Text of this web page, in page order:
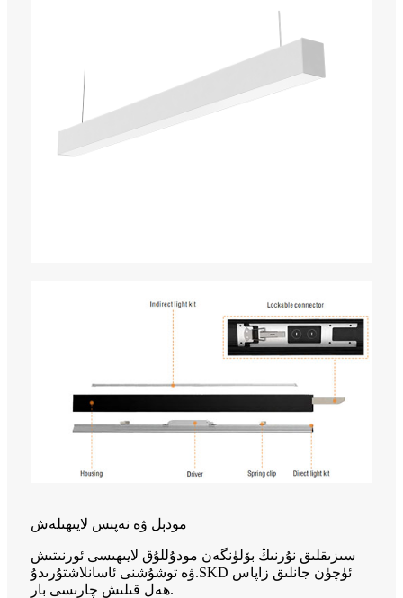
مودېل ۋە نەپىس لايىھىلەش
سىزىقلىق نۇرنىڭ بۆلۈنگەن مودۇللۇق لايىھىسى ئورنىتىش
ۋە توشۇشنى ئاسانلاشتۇرىدۇ.SKD ئۈچۈن جانلىق زاپاس
ھەل قىلىش چارىسى بار.